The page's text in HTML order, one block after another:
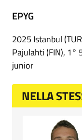
EPYG
2025 Istanbul
Pajulahti (FIN), 1°
junior
NELLA